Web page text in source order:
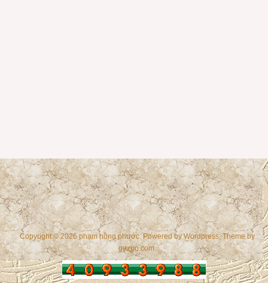
Copyright © 2026 phạm hồng phước. Powered byWordpress, Theme by
gazpo.com.